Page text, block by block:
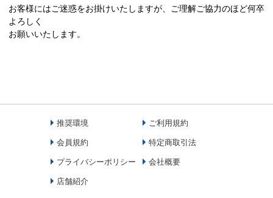
お客様にはご迷惑をお掛けいたしますが、ご理解ご協力のほど何卒
よろしく
お願いいたします。
推奨環境 ご利用規約
会員規約 特定商取引法
プライバシーポリシー 会社概要
店舗紹介